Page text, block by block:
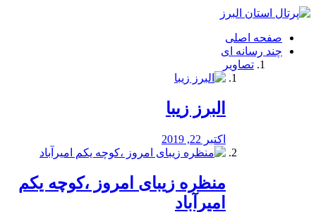
فصد
شرق
تهران
خشکشویی
صفحه اصلی
چند رسانه ای
تصاویر
البرز زیبا
اکتبر 22, 2019
منظره‌‌ زیبای امروز ،کوچه یکم
امیرآباد